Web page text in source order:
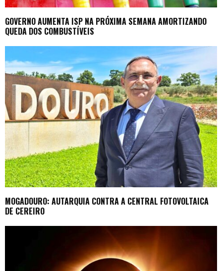
GOVERNO AUMENTA ISP NA PRÓXIMA SEMANA AMORTIZANDO
QUEDA DOS COMBUSTÍVEIS
MOGADOURO: AUTARQUIA CONTRA A CENTRAL FOTOVOLTAICA
DE CEREIRO